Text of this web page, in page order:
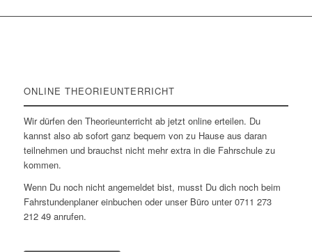
ONLINE THEORIEUNTERRICHT
Wir dürfen den Theorieunterricht ab jetzt online erteilen. Du
kannst also ab sofort ganz bequem von zu Hause aus daran
teilnehmen und brauchst nicht mehr extra in die Fahrschule zu
kommen.
Wenn Du noch nicht angemeldet bist, musst Du dich noch beim
Fahrstundenplaner einbuchen oder unser Büro unter 0711 273
212 49 anrufen.